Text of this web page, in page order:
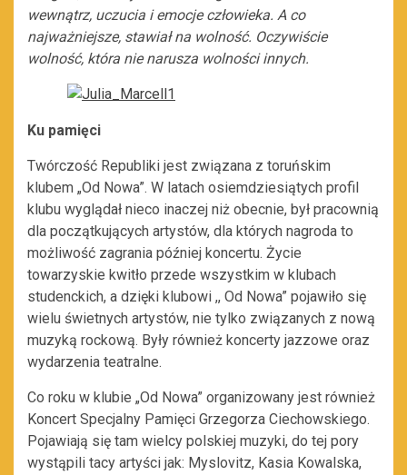
wewnątrz, uczucia i emocje człowieka. A co
najważniejsze, stawiał na wolność. Oczywiście
wolność, która nie narusza wolności innych.
Ku pamięci
Twórczość Republiki jest związana z toruńskim
klubem „Od Nowa”. W latach osiemdziesiątych profil
klubu wyglądał nieco inaczej niż obecnie, był pracownią
dla początkujących artystów, dla których nagroda to
możliwość zagrania później koncertu. Życie
towarzyskie kwitło przede wszystkim w klubach
studenckich, a dzięki klubowi ,, Od Nowa” pojawiło się
wielu świetnych artystów, nie tylko związanych z nową
muzyką rockową. Były również koncerty jazzowe oraz
wydarzenia teatralne.
Co roku w klubie „Od Nowa” organizowany jest również
Koncert Specjalny Pamięci Grzegorza Ciechowskiego.
Pojawiają się tam wielcy polskiej muzyki, do tej pory
wystąpili tacy artyści jak: Myslovitz, Kasia Kowalska,